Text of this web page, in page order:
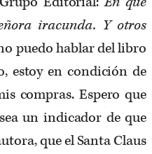
iracunda. Y otros
puedo hablar del libro
estoy en condición de
compras. Espero que
un indicador de que
que el Santa Claus